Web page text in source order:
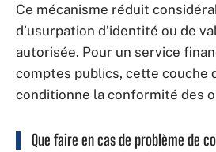
Ce mécanisme réduit
d’usurpation d’identité ou de
autorisée. Pour un service
comptes publics, cette couche
conditionne la conformité des
Que faire en cas de problème de